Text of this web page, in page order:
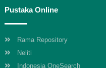
Pustaka Online
Rama Repository
Neliti
Indonesia OneSearch